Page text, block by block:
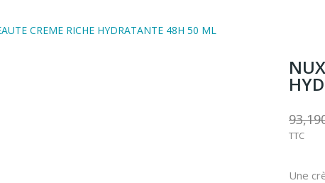
CREME RICHE HYDRATANTE 48H 50 ML
TTC
Une